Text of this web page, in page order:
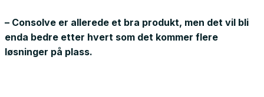
– Consolve er allerede et bra produkt, men det vil bli
enda bedre etter hvert som det kommer flere
løsninger på plass.